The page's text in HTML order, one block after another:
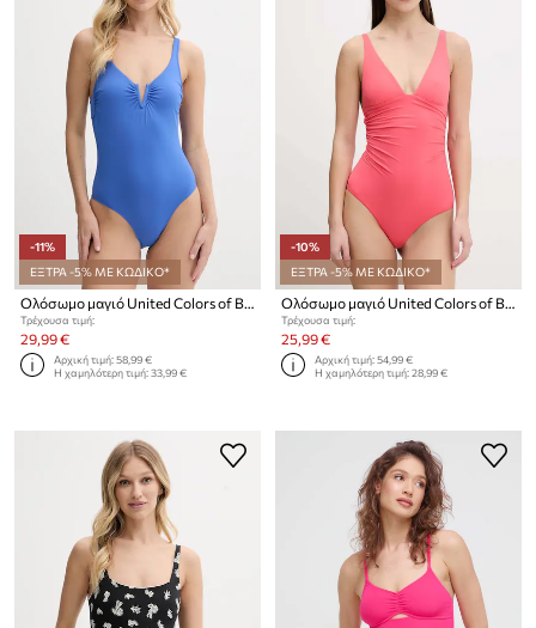
-11%
ΕΞΤΡΑ -5% ΜΕ ΚΩΔΙΚΟ*
Τρέχουσα τιμή:
29,99 €
Αρχική τιμή:58,99 €
Η χαμηλότερη τιμή:33,99 €
-10%
ΕΞΤΡΑ -5% ΜΕ ΚΩΔΙΚΟ*
Τρέχουσα τιμή:
25,99 €
Αρχική τιμή:54,99 €
Η χαμηλότερη τιμή:28,99 €